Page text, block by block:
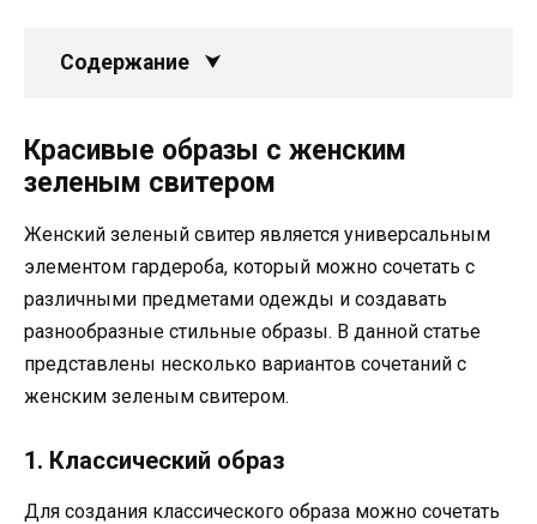
Содержание
Красивые образы с женским
зеленым свитером
Женский зеленый свитер является универсальным
элементом гардероба, который можно сочетать с
различными предметами одежды и создавать
разнообразные стильные образы. В данной статье
представлены несколько вариантов сочетаний с
женским зеленым свитером.
1. Классический образ
Для создания классического образа можно сочетать